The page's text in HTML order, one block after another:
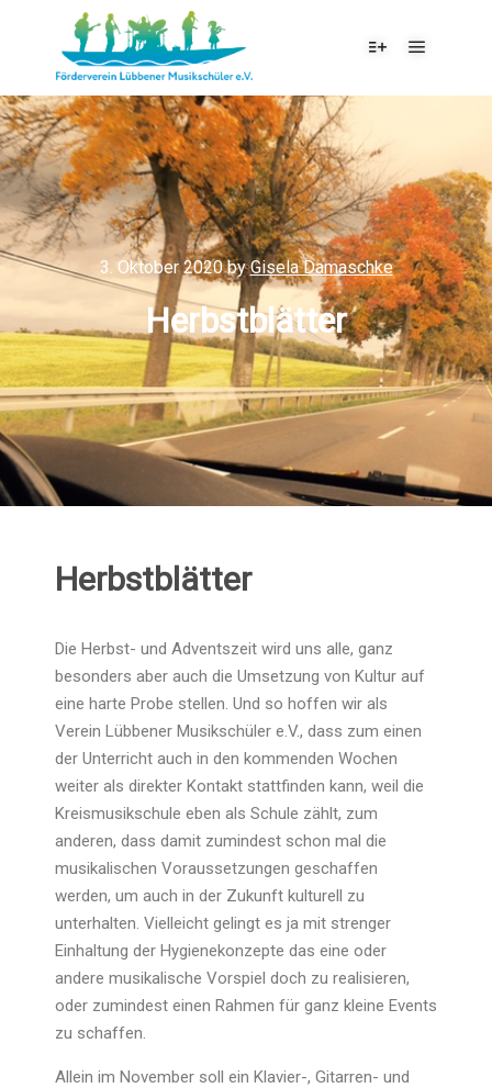
3. Oktober 2020byGisela Damaschke
Herbstblätter
Herbstblätter
Die Herbst- und Adventszeit wird uns alle, ganz
besonders aber auch die Umsetzung von Kultur auf
eine harte Probe stellen. Und so hoffen wir als
Verein Lübbener Musikschüler e.V., dass zum einen
der Unterricht auch in den kommenden Wochen
weiter als direkter Kontakt stattfinden kann, weil die
Kreismusikschule eben als Schule zählt, zum
anderen, dass damit zumindest schon mal die
musikalischen Voraussetzungen geschaffen
werden, um auch in der Zukunft kulturell zu
unterhalten. Vielleicht gelingt es ja mit strenger
Einhaltung der Hygienekonzepte das eine oder
andere musikalische Vorspiel doch zu realisieren,
oder zumindest einen Rahmen für ganz kleine Events
zu schaffen.
Allein im November soll ein Klavier-, Gitarren- und